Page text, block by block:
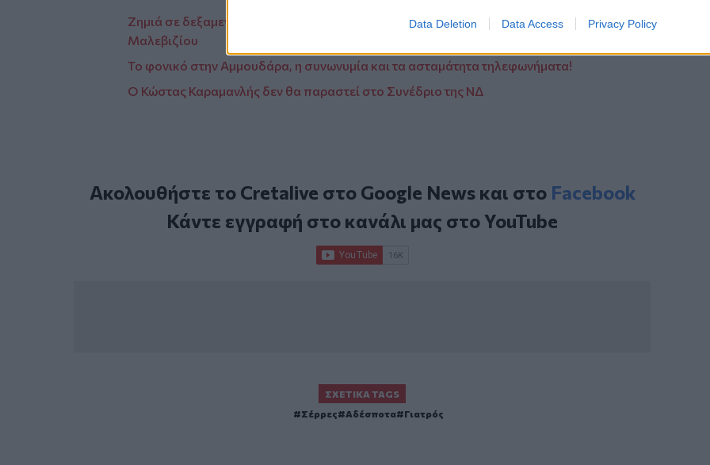
Data Deletion Data Access Privacy Policy
Ζημιά σε δεξαμενή νερού στην Αγία Πελαγία – Κινητοποίηση από τη ΔΕΥΑ
Μαλεβιζίου
Το φονικό στην Αμμουδάρα, η συνωνυμία και τα ασταμάτητα τηλεφωνήματα!
Ο Κώστας Καραμανλής δεν θα παραστεί στο Συνέδριο της ΝΔ
Ακολουθήστε το Cretalive στο Google Newsκαι στο Facebook
Κάντε εγγραφή στο κανάλι μας στοYouTube
ΣΧΕΤΙΚΆ TAGS
Σέρρες
Αδέσποτα Γιατρός